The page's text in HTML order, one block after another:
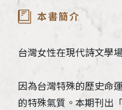
本書簡介
台灣女性在現代詩文學
因為台灣特殊的歷史命
的特殊氣質。本期刊出